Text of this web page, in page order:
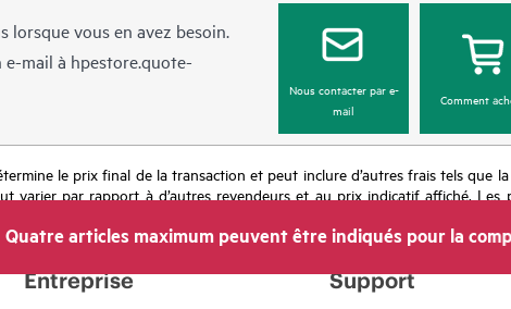
lorsque vous en avez besoin.
mail à hpestore.quote-
Nous contacter par e-
mail
Comment
le prix final de la transaction et peut inclure d’autres frais tels que
varier par rapport à d’autres revendeurs et au prix indicatif affiché.
période de promotion et des erreurs dans les publicités.
Quatre articles maximum peuvent être indiqués pour la
Entreprise Support